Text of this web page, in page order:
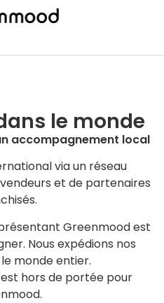
le monde
accompagnement local
via un réseau
et de partenaires
Greenmood est
Nous expédions nos
monde entier.
hors de portée pour